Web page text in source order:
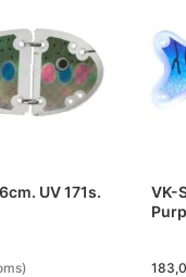
171s.
VK-